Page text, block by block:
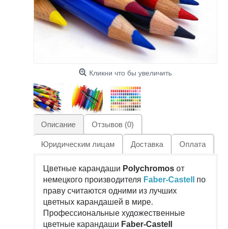
Кликни что бы увеличить
Описание Отзывов (0)
Юридическим лицам Доставка Оплата
Цветные карандаши Polychromos от
немецкого производителя Faber-Castell
по
праву считаются одними из лучших
цветных карандашей в мире.
Профессиональные художественные
цветные карандаши Faber-Castell